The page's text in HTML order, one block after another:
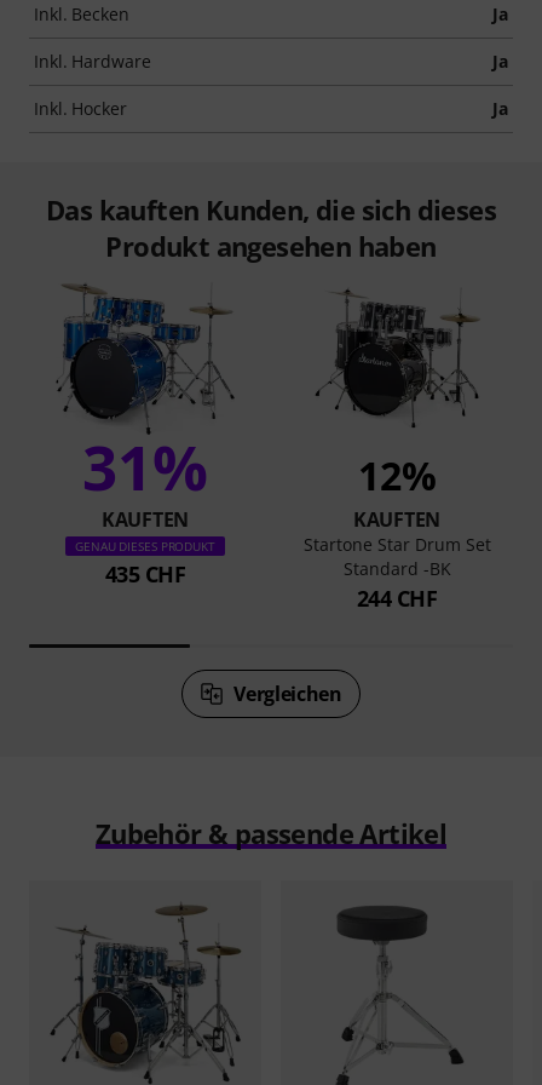
Inkl. Becken Ja
Inkl. Hardware Ja
Inkl. Hocker Ja
Das kauften Kunden, die sich dieses
Produkt angesehen haben
31%
KAUFTEN
GENAU DIESES PRODUKT
435 CHF
12%
KAUFTEN
Startone Star Drum Set
Standard -BK
244 CHF
Vergleichen
Zubehör & passende Artikel